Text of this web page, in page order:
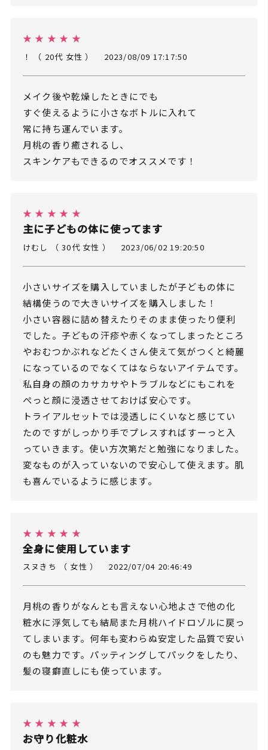
★ ★ ★ ★ ★
！ （ 20代 女性 ） 2023/08/09 17:17:50
メイク後や乾燥したときにでも
すぐ使えるように小さなボトルに入れて
常に持ち運んでいます。
月桃の香り癒されるし、
スキンケアもできるのでオススメです！
★ ★ ★ ★ ★
主に子どもの体に使ってます
けむし （ 30代 女性 ） 2023/06/02 19:20:50
小さいサイズを購入していましたが子どもの体に
結構使うので大きいサイズを購入しました！
小さい容器に詰め替えたりそのまま使ったり便利
でした。子どもの汗疹や赤くなってしまったところ
やおむつかぶれなどたくさん使えて気がつくと綺麗
になっているのでなくてはならないアイテムです。
私自身の顔のカサカサやトラブルなどにもこれを
ぺっと顔に浸透させておけば安心です。
トライアルセットでは浸透しにくいなと感じてい
たのですがしっかり手でプレスすればすーっと入
っていきます。使い方次第だと勉強になりました。
変なものが入っていないので安心して使えます。肌
も喜んでいるように感じます。
★ ★ ★ ★ ★
全身に使用しています
スヌきち （ 女性 ） 2022/07/04 20:46:49
月桃の香りがなんとも言えない心地よさで他の化
粧水に浮気しても結局また月桃ハイドロゾルに戻っ
てしまいます。何年も変わらぬ安定した品質で安い
のも魅力です。パッティングしてパックをしたり、
髪の寝癖直しにも使っています。
★ ★ ★ ★ ★
お守り化粧水